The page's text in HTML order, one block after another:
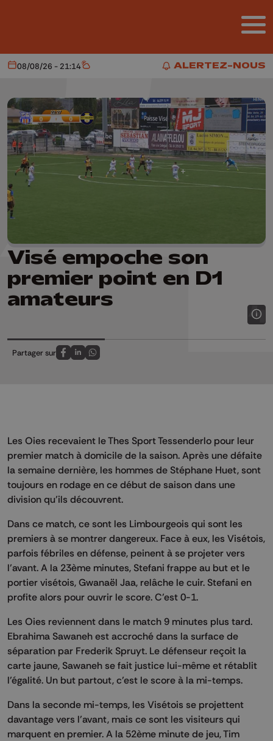
ALERTEZ-NOUS
ALERTEZ-NOUS
Aujourd'hui
08/08/26 - 21:14 Météo
Visé empoche son
premier point en D1
amateurs
Partager sur
Partagez sur FaceBook
Partagez sur LinkedIn
Partagez sur Whatsapp
Les Oies recevaient le Thes Sport Tessenderlo pour leur
premier match à domicile de la saison. Après une défaite
la semaine dernière, les hommes de Stéphane Huet, sont
toujours en rodage en ce début de saison dans une
division qu’ils découvrent.
Dans ce match, ce sont les Limbourgeois qui sont les
premiers à se montrer dangereux. Face à eux, les Visétois,
parfois fébriles en défense, peinent à se projeter vers
l’avant. A la 23ème minutes, Stefani frappe au but et le
portier visétois, Gwanaël Jaa, relâche le cuir. Stefani en
profite alors pour ouvrir le score. C’est 0-1.
Les Oies reviennent dans le match 9 minutes plus tard.
Ebrahima Sawaneh est accroché dans la surface de
séparation par Frederik Spruyt. Le défenseur reçoit la
carte jaune, Sawaneh se fait justice lui-même et rétablit
l’égalité. Un but partout, c’est le score à la mi-temps.
Dans la seconde mi-temps, les Visétois se projettent
davantage vers l’avant, mais ce sont les visiteurs qui
marquent en premier. A la 52ème minute de jeu, Tim